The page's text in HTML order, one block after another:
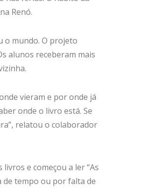
Renó.
o mundo. O projeto
alunos receberam mais
vieram e por onde já
onde o livro está. Se
relatou o colaborador
e começou a ler “As
de tempo ou por falta de